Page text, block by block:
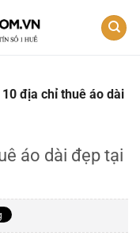
địa chỉ thuê áo dài
áo dài đẹp tại